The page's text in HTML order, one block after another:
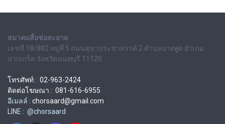
สมาคมสื่อช่อสะอาด
เลขที่ 18/882 หมู่ที่ 5 ถนนสุขาประชาสรรค์ 2 ตำบลบางพูด อำเภอ
ปากเกร็ด จังหวัดนนทบุรี 11120
โทรศัพท์ : 02-963-2424
ติดต่อโฆษณา : 081-616-6955
อีเมลล์ : chorsaard@gmail.com
LINE : @chorsaard